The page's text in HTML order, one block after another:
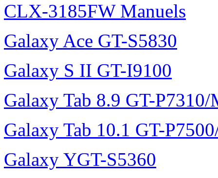
CLX-3185FW Manuels
Galaxy Ace GT-S5830
Galaxy S II GT-I9100
Galaxy Tab 8.9 GT-P7310/
Galaxy Tab 10.1 GT-
Galaxy YGT-S5360